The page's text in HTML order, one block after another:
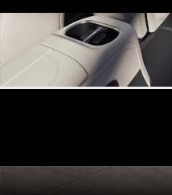
Terrain
E-Klasse
Break
E-Klasse
Break All-
Mercedes-
Benz Online